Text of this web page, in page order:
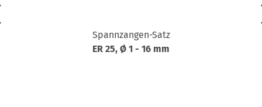
Spannzangen-Satz
ER 25, Ø 1 - 16 mm